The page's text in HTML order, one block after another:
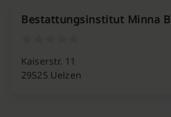
Bestattungsinstitut Minna
Kaiserstr. 11
29525 Uelzen